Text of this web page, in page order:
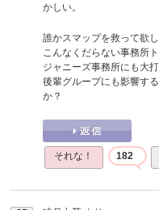
かしい。
誰かスマップを救って欲し
こんなくだらない事務所
ジャニーズ事務所にも大
後輩グループにも影響す
か？
それな！ 182